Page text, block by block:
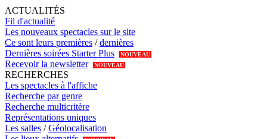
ACTUALITÉS
Fil d'actualité
Les nouveaux spectacles sur le site
Ce sont leurs premières /dernières
Dernières soirées Starter Plus
NOUVEAU
Recevoir la newsletter NOUVEAU
RECHERCHES
Les spectacles à l'affiche
Recherche par genre
Recherche multicritère
Représentations uniques
Les salles /Géolocalisation